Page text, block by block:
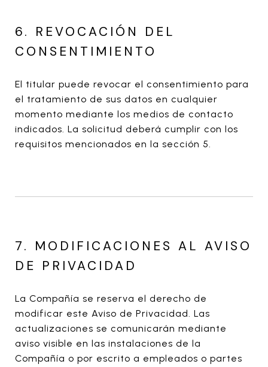
6. REVOCACIÓN DEL
CONSENTIMIENTO
El titular puede revocar el consentimiento para
el tratamiento de sus datos en cualquier
momento mediante los medios de contacto
indicados. La solicitud deberá cumplir con los
requisitos mencionados en la sección 5.
7. MODIFICACIONES AL AVISO
DE PRIVACIDAD
La Compañía se reserva el derecho de
modificar este Aviso de Privacidad. Las
actualizaciones se comunicarán mediante
aviso visible en las instalaciones de la
Compañía o por escrito a empleados o partes